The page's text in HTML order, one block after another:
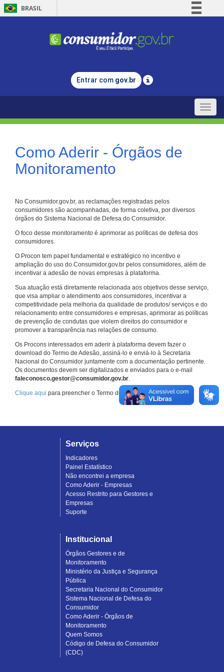
BRASIL
Comunica BR
Legislação
Entrar com gov.br
Toggle
Como Aderir - Órgãos de
Monitoramento
No Consumidor.gov.br, as reclamações registradas pelos
consumidores são acompanhadas, de forma coletiva, por diversos
órgãos do Sistema Nacional de Defesa do Consumidor.
O foco desse monitoramento é aprimorar as políticas de defesa dos
consumidores.
O Procon tem papel fundamental e estratégico no incentivo e
ampliação do uso do Consumidor.gov.br pelos consumidores, além de
incentivar a adesão de novas empresas à plataforma.
Sua atuação está diretamente relacionada aos objetivos desse serviço,
que visa ampliar o atendimento aos consumidores, incentivar a
competitividade pela melhoria da qualidade de produtos/ serviços e do
relacionamento entre consumidores e empresas, aprimorar as políticas
de prevenção de condutas que violem direitos do consumidor e
promover a transparência nas relações de consumo.
Os Procons interessados em aderir à plataforma devem fazer o
download do Termo de Adesão, assiná-lo e enviá-lo à Secretaria
Nacional do Consumidor juntamente com a documentação pertinente.
Os documentos devem ser digitalizados e enviados para o e-mail
faleconosco.gestor@consumidor.gov.br.
Clique aqui para preencher o Termo de Adesão.
Serviços
Indicadores
Painel Estatístico
Não encontrei a empresa
Como Aderir - Empresas
Acesso Restrito para Gestores e
Empresas
Suporte
Institucional
Órgãos Gestores e de
Monitoramento
Ministério da Justiça e Segurança
Pública
Secretaria Nacional do Consumidor
Sistema Nacional de Defesa do
Consumidor
Como Aderir - Órgãos de
Monitoramento
Quem Somos
Código de Defesa do Consumidor
(CDC)